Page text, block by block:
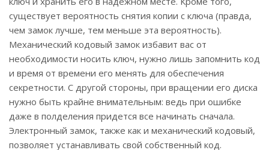
существует вероятность снятия копии с ключа (правда,
чем замок лучше, тем меньше эта вероятность).
Механический кодовый замок избавит вас от
необходимости носить ключ, нужно лишь запомнить код
и время от времени его менять для обеспечения
секретности. С другой стороны, при вращении его диска
нужно быть крайне внимательным: ведь при ошибке
даже в полделения придется все начинать сначала.
Электронный замок, также как и механический кодовый,
позволяет устанавливать свой собственный код.